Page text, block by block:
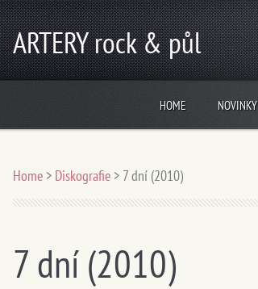
ARTERY rock & půl
HOME NOVINKY
Home > Diskografie > 7 dní (2010)
7 dní (2010)